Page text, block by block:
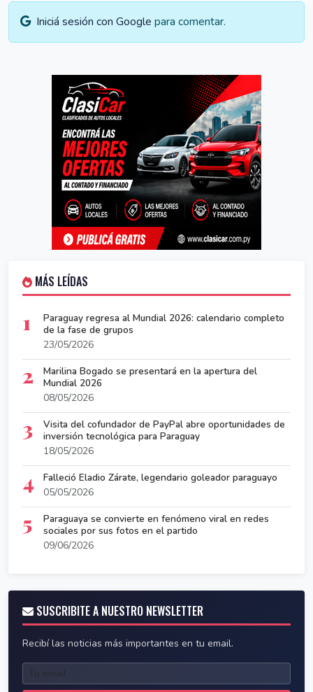
Iniciá sesión con Google para comentar.
MÁS LEÍDAS
1
Paraguay regresa al Mundial 2026: calendario completo
de la fase de grupos
23/05/2026
2
Marilina Bogado se presentará en la apertura del
Mundial 2026
08/05/2026
3
Visita del cofundador de PayPal abre oportunidades de
inversión tecnológica para Paraguay
18/05/2026
4
Falleció Eladio Zárate, legendario goleador paraguayo
05/05/2026
5
Paraguaya se convierte en fenómeno viral en redes
sociales por sus fotos en el partido
09/06/2026
SUSCRIBITE A NUESTRO NEWSLETTER
Recibí las noticias más importantes en tu email.